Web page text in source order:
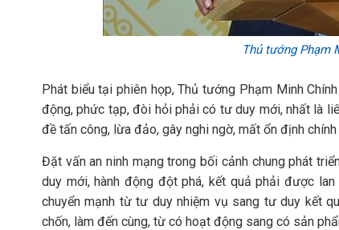
Thủ tướng Phạm
Phát biểu tại phiên họp, Thủ tướng Phạm Minh
động, phức tạp, đòi hỏi phải có tư duy mới, nhất là
đề tấn công, lừa đảo, gây nghi ngờ, mất ổn định
Đặt vấn an ninh mạng trong bối cảnh chung phát
duy mới, hành động đột phá, kết quả phải được
chuyển mạnh từ tư duy nhiệm vụ sang tư duy kết
chốn, làm đến cùng, từ có hoạt động sang có sản